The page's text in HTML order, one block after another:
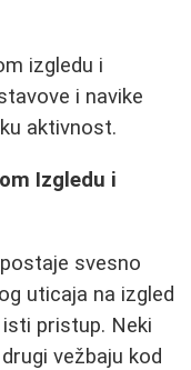
izgledu i
i navike
aktivnost.
Izgledu i
svesno
uticaja na izgled
pristup. Neki
vežbaju kod